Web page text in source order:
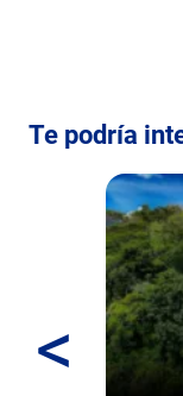
Te podría
<